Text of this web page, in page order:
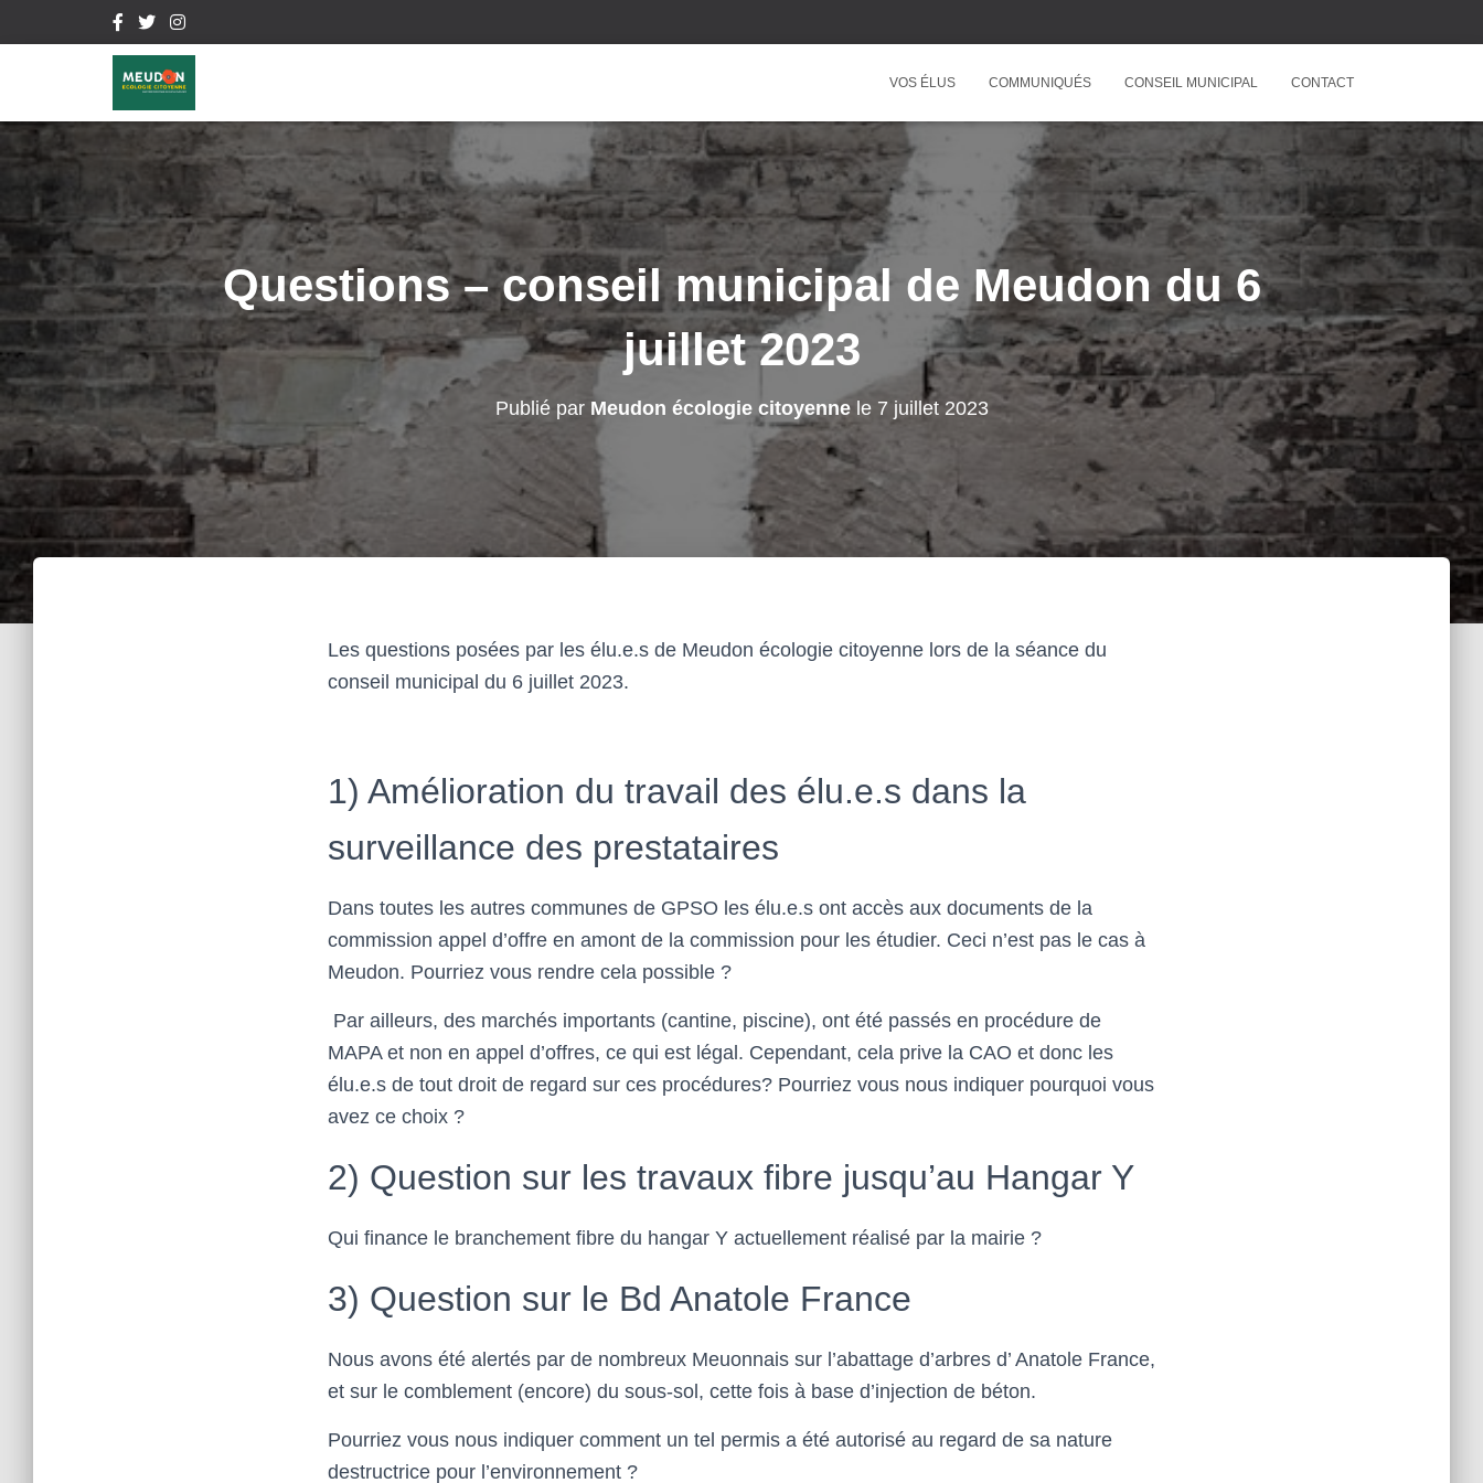
VOS ÉLUS COMMUNIQUÉS CONSEIL MUNICIPAL CONTACT
Questions – conseil municipal de Meudon du 6
juillet 2023
Publié par Meudon écologie citoyennele 7 juillet 2023
Les questions posées par les élu.e.s de Meudon écologie citoyenne lors de la séance du
conseil municipal du 6 juillet 2023.
1) Amélioration du travail des élu.e.s dans la
surveillance des prestataires
Dans toutes les autres communes de GPSO les élu.e.s ont accès aux documents de la
commission appel d’offre en amont de la commission pour les étudier. Ceci n’est pas le cas à
Meudon. Pourriez vous rendre cela possible ?
Par ailleurs, des marchés importants (cantine, piscine), ont été passés en procédure de
MAPA et non en appel d’offres, ce qui est légal. Cependant, cela prive la CAO et donc les
élu.e.s de tout droit de regard sur ces procédures? Pourriez vous nous indiquer pourquoi vous
avez ce choix ?
2) Question sur les travaux fibre jusqu’au Hangar Y
Qui finance le branchement fibre du hangar Y actuellement réalisé par la mairie ?
3) Question sur le Bd Anatole France
Nous avons été alertés par de nombreux Meuonnais sur l’abattage d’arbres d’ Anatole France,
et sur le comblement (encore) du sous-sol, cette fois à base d’injection de béton.
Pourriez vous nous indiquer comment un tel permis a été autorisé au regard de sa nature
destructrice pour l’environnement ?